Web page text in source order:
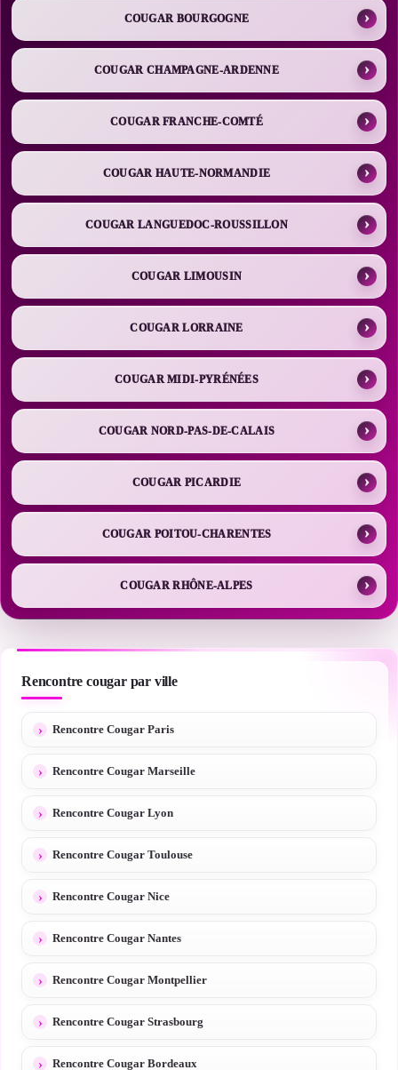
COUGAR BOURGOGNE
COUGAR CHAMPAGNE-ARDENNE
COUGAR FRANCHE-COMTÉ
COUGAR HAUTE-NORMANDIE
COUGAR LANGUEDOC-ROUSSILLON
COUGAR LIMOUSIN
COUGAR LORRAINE
COUGAR MIDI-PYRÉNÉES
COUGAR NORD-PAS-DE-CALAIS
COUGAR PICARDIE
COUGAR POITOU-CHARENTES
COUGAR RHÔNE-ALPES
Rencontre cougar par ville
Rencontre Cougar Paris
Rencontre Cougar Marseille
Rencontre Cougar Lyon
Rencontre Cougar Toulouse
Rencontre Cougar Nice
Rencontre Cougar Nantes
Rencontre Cougar Montpellier
Rencontre Cougar Strasbourg
Rencontre Cougar Bordeaux